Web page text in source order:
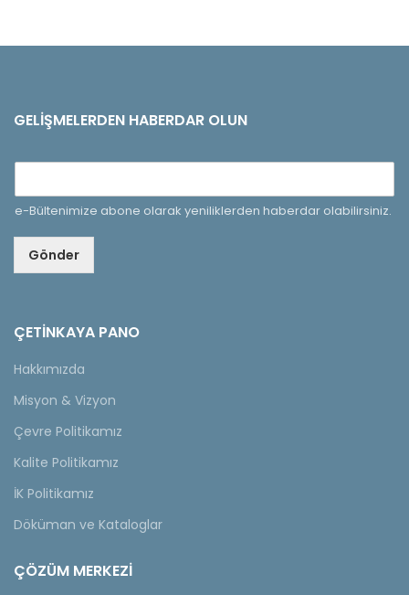
GELIŞMELERDEN HABERDAR OLUN
e-Bültenimize abone olarak yeniliklerden haberdar olabilirsiniz.
Gönder
ÇETINKAYA PANO
Hakkımızda
Misyon & Vizyon
Çevre Politikamız
Kalite Politikamız
İK Politikamız
Döküman ve Kataloglar
ÇÖZÜM MERKEZİ